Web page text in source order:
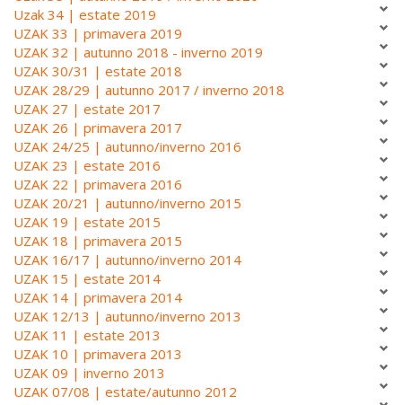
Uzak 34 | estate 2019
UZAK 33 | primavera 2019
UZAK 32 | autunno 2018 - inverno 2019
UZAK 30/31 | estate 2018
UZAK 28/29 | autunno 2017 / inverno 2018
UZAK 27 | estate 2017
UZAK 26 | primavera 2017
UZAK 24/25 | autunno/inverno 2016
UZAK 23 | estate 2016
UZAK 22 | primavera 2016
UZAK 20/21 | autunno/inverno 2015
UZAK 19 | estate 2015
UZAK 18 | primavera 2015
UZAK 16/17 | autunno/inverno 2014
UZAK 15 | estate 2014
UZAK 14 | primavera 2014
UZAK 12/13 | autunno/inverno 2013
UZAK 11 | estate 2013
UZAK 10 | primavera 2013
UZAK 09 | inverno 2013
UZAK 07/08 | estate/autunno 2012